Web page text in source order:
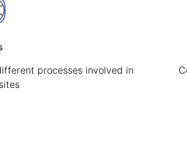
processes involved in